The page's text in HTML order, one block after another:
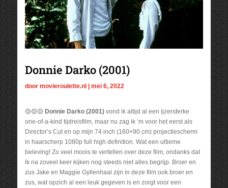
Donnie Darko (2001)
door movieroulette.nl mei 6, 2022
🟡🟡🟡 Donnie Darko (2001)vond ik altijd al een ijzersterke
one-of-a-kind tijdreisfilm, maar nu zag ik ‘m voor het eerst als
Director’s Cut en op mijn 74 inch (160×90 cm) projectiescherm
in haarscherp 1080p full high definition. Wat een ultieme
beleving! Zo veel moois te vertellen over deze film, ondanks dat
ik na zoveel keer kijken nog steeds niet alles begrijp. Broer en
zus Jake en Maggie Gyllenhaal zijn in deze film ook broer en
zus, wat opzich al een leuk gegeven is en zorgt voor een